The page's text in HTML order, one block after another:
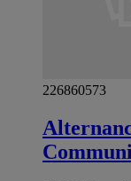
226860573